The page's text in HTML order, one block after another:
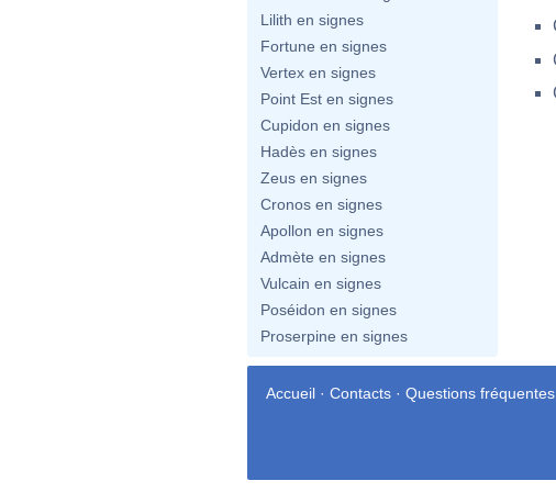
Lilith en signes
Fortune en signes
Vertex en signes
Point Est en signes
Cupidon en signes
Hadès en signes
Zeus en signes
Cronos en signes
Apollon en signes
Admète en signes
Vulcain en signes
Poséidon en signes
Proserpine en signes
Accueil · Contacts · Questions fréquentes